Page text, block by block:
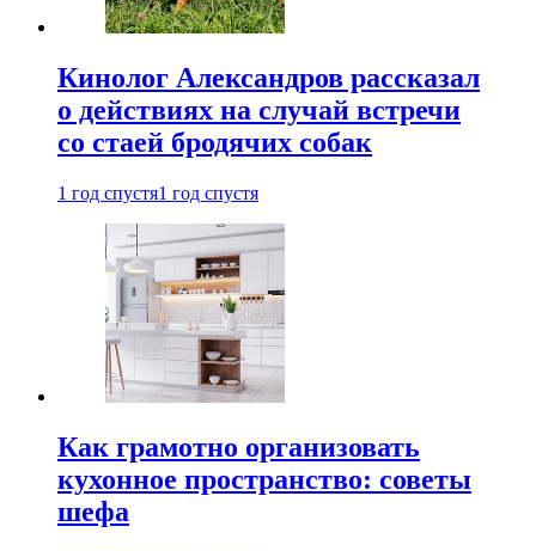
Кинолог Александров рассказал
о действиях на случай встречи
со стаей бродячих собак
1 год спустя1 год спустя
Как грамотно организовать
кухонное пространство: советы
шефа